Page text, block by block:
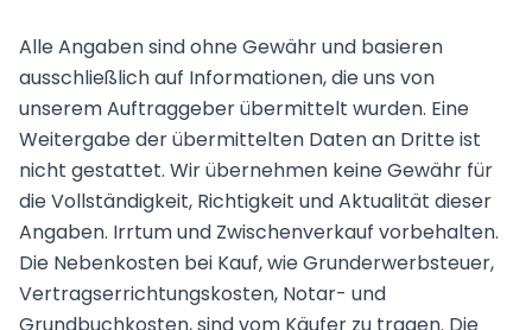
Alle Angaben sind ohne Gewähr und basieren
ausschließlich auf Informationen, die uns von
unserem Auftraggeber übermittelt wurden. Eine
Weitergabe der übermittelten Daten an Dritte ist
nicht gestattet. Wir übernehmen keine Gewähr für
die Vollständigkeit, Richtigkeit und Aktualität dieser
Angaben. Irrtum und Zwischenverkauf vorbehalten.
Die Nebenkosten bei Kauf, wie Grunderwerbsteuer,
Vertragserrichtungskosten, Notar- und